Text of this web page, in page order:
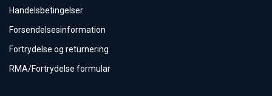
Handelsbetingelser
Forsendelsesinformation
Fortrydelse og returnering
RMA/Fortrydelse formular